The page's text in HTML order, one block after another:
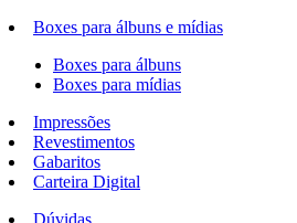
Boxes para álbuns e mídias
Boxes para álbuns
Boxes para mídias
Impressões
Revestimentos
Gabaritos
Carteira Digital
Dúvidas